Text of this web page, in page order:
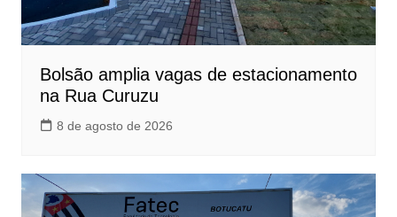
Bolsão amplia vagas de estacionamento
na Rua Curuzu
8 de agosto de 2026